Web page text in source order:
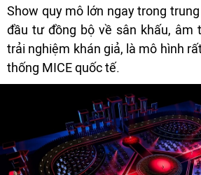
Show quy mô lớn ngay trong
đầu tư đồng bộ về sân khấu, âm
trải nghiệm khán giả, là mô hình
thống MICE quốc tế.